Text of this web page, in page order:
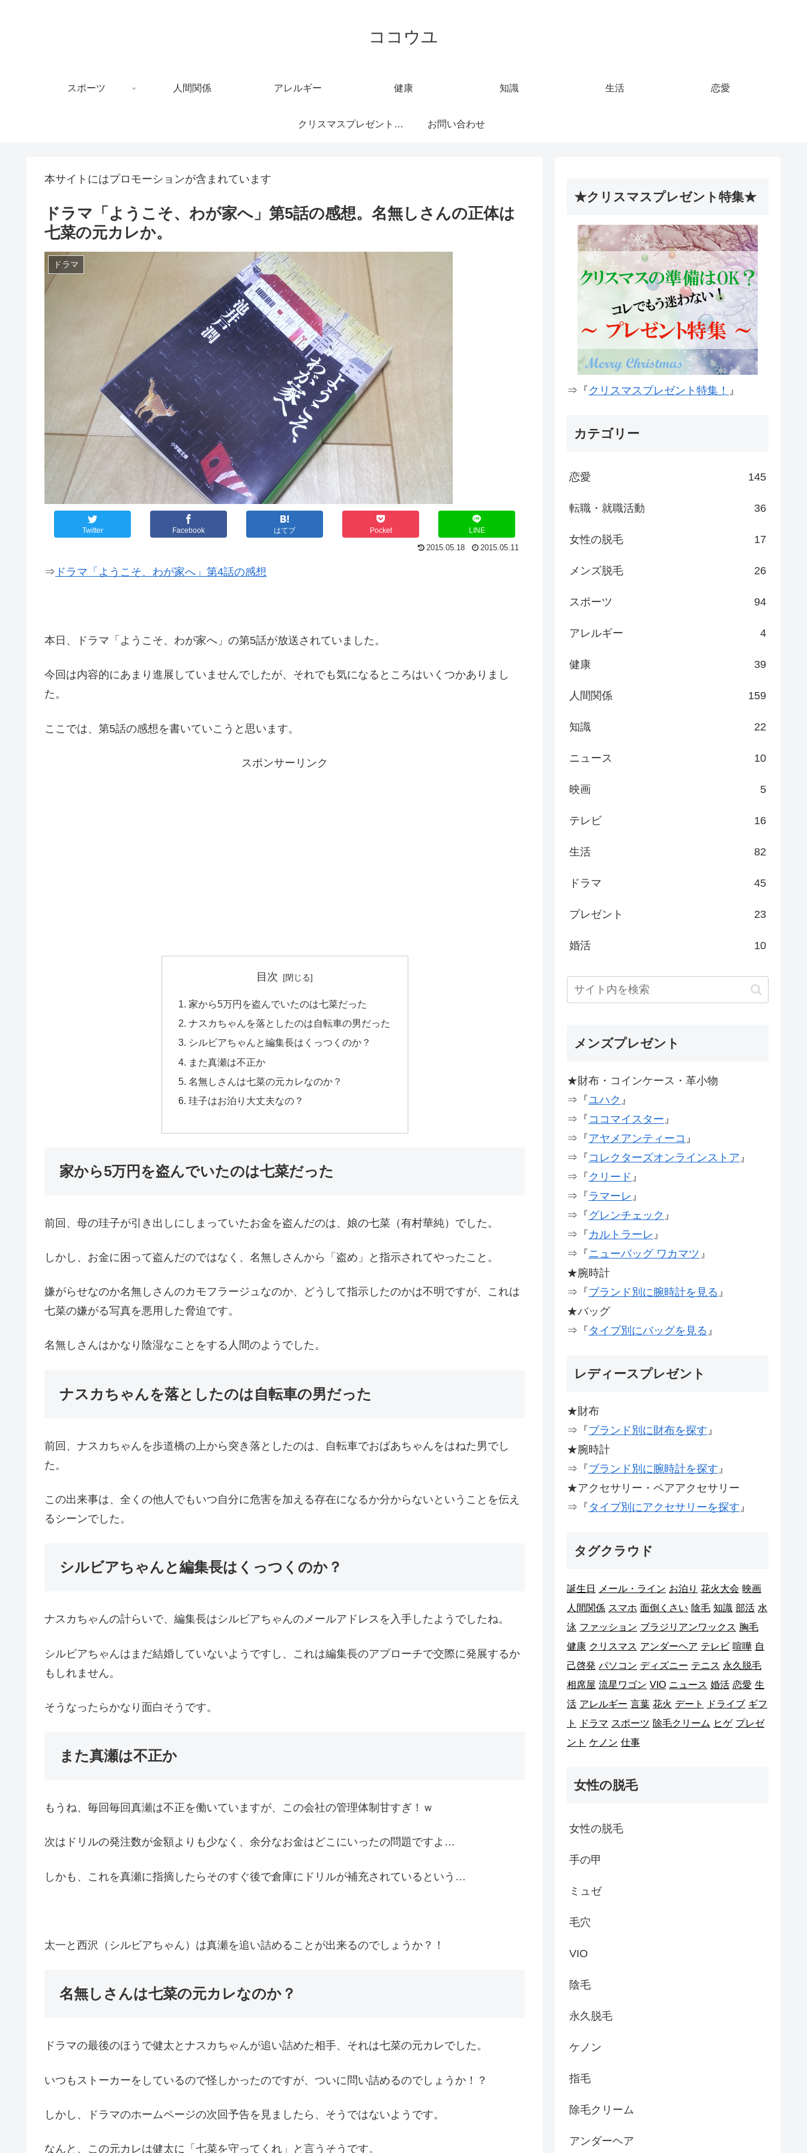
ココウユ
スポーツ 人間関係 アレルギー 健康 知識 生活 恋愛
クリスマスプレゼント特 お問い合わせ
本サイトにはプロモーションが含まれています
ドラマ「ようこそ、わが家へ」第5話の感想。名無しさんの正体は
七菜の元カレか。
ドラマ
Twitter Facebook はてブ Pocket LINE
2015.05.18 2015.05.11
⇒ ドラマ「ようこそ、わが家へ」第4話の感想
本日、ドラマ「ようこそ、わが家へ」の第5話が放送されていました。
今回は内容的にあまり進展していませんでしたが、それでも気になるところはいくつかありまし
た。
ここでは、第5話の感想を書いていこうと思います。
スポンサーリンク
目次
家から5万円を盗んでいたのは七菜だった
ナスカちゃんを落としたのは自転車の男だった
シルビアちゃんと編集長はくっつくのか？
また真瀬は不正か
名無しさんは七菜の元カレなのか？
珪子はお泊り大丈夫なの？
家から5万円を盗んでいたのは七菜だった
前回、母の珪子が引き出しにしまっていたお金を盗んだのは、娘の七菜（有村華純）でした。
しかし、お金に困って盗んだのではなく、名無しさんから「盗め」と指示されてやったこと。
嫌がらせなのか名無しさんのカモフラージュなのか、どうして指示したのかは不明ですが、これは
七菜の嫌がる写真を悪用した脅迫です。
名無しさんはかなり陰湿なことをする人間のようでした。
ナスカちゃんを落としたのは自転車の男だった
前回、ナスカちゃんを歩道橋の上から突き落としたのは、自転車でおばあちゃんをはねた男でし
た。
この出来事は、全くの他人でもいつ自分に危害を加える存在になるか分からないということを伝え
るシーンでした。
シルビアちゃんと編集長はくっつくのか？
ナスカちゃんの計らいで、編集長はシルビアちゃんのメールアドレスを入手したようでしたね。
シルビアちゃんはまだ結婚していないようですし、これは編集長のアプローチで交際に発展するか
もしれません。
そうなったらかなり面白そうです。
また真瀬は不正か
もうね、毎回毎回真瀬は不正を働いていますが、この会社の管理体制甘すぎ！ｗ
次はドリルの発注数が金額よりも少なく、余分なお金はどこにいったの問題ですよ…
しかも、これを真瀬に指摘したらそのすぐ後で倉庫にドリルが補充されているという…
太一と西沢（シルビアちゃん）は真瀬を追い詰めることが出来るのでしょうか？！
名無しさんは七菜の元カレなのか？
ドラマの最後のほうで健太とナスカちゃんが追い詰めた相手、それは七菜の元カレでした。
いつもストーカーをしているので怪しかったのですが、ついに問い詰めるのでしょうか！？
しかし、ドラマのホームページの次回予告を見ましたら、そうではないようです。
なんと、この元カレは健太に「七菜を守ってくれ」と言うそうです。
★クリスマスプレゼント特集★
⇒『 クリスマスプレゼント特集！ 』
カテゴリー
恋愛 145
転職・就職活動 36
女性の脱毛 17
メンズ脱毛 26
スポーツ 94
アレルギー 4
健康 39
人間関係 159
知識 22
ニュース 10
映画 5
テレビ 16
生活 82
ドラマ 45
プレゼント 23
婚活 10
メンズプレゼント
★財布・コインケース・革小物
⇒『ユハク 』
⇒『 ココマイスター』
⇒『アヤメアンティーコ 』
⇒『 コレクターズオンラインストア』
⇒『 クリード 』
⇒『 ラマーレ 』
⇒『 グレンチェック 』
⇒『 カルトラーレ 』
⇒『ニューバッグ ワカマツ 』
★腕時計
⇒『ブランド別に腕時計を見る 』
★バッグ
⇒『 タイプ別にバッグを見る 』
レディースプレゼント
★財布
⇒『ブランド別に財布を探す』
★腕時計
⇒『ブランド別に腕時計を探す』
★アクセサリー・ペアアクセサリー
⇒『 タイプ別にアクセサリーを探す』
タグクラウド
誕生日 メール・ライン お泊り 花火大会 映画
人間関係 スマホ 面倒くさい 陰毛 知識 部活 水
泳 ファッション ブラジリアンワックス 胸毛
健康 クリスマス アンダーヘア テレビ 喧嘩 自
己啓発 パソコン ディズニー テニス 永久脱毛
相席屋 流星ワゴン VIO ニュース 婚活 恋愛 生
活 アレルギー 言葉 花火 デート ドライブ ギフ
ト
ドラマ スポーツ 除毛クリーム ヒゲ プレゼ
ント ケノン 仕事
女性の脱毛
女性の脱毛
手の甲
ミュゼ
毛穴
VIO
陰毛
永久脱毛
ケノン
指毛
除毛クリーム
アンダーヘア